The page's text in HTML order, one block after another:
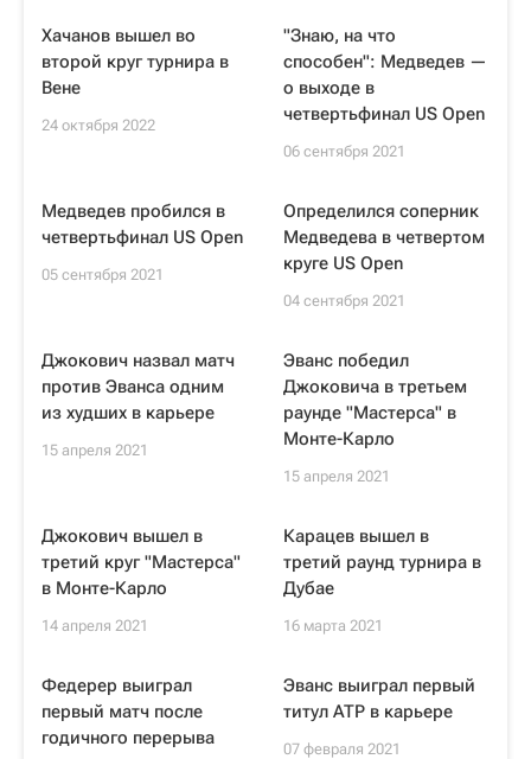
Хачанов вышел во
второй круг турнира в
Вене
24 октября 2022
"Знаю, на что
способен": Медведев —
о выходе в
четвертьфинал US Open
06 сентября 2021
Медведев пробился в
четвертьфинал US Open
05 сентября 2021
Определился соперник
Медведева в четвертом
круге US Open
04 сентября 2021
Джокович назвал матч
против Эванса одним
из худших в карьере
15 апреля 2021
Эванс победил
Джоковича в третьем
раунде "Мастерса" в
Монте-Карло
15 апреля 2021
Джокович вышел в
третий круг "Мастерса"
в Монте-Карло
14 апреля 2021
Карацев вышел в
третий раунд турнира в
Дубае
16 марта 2021
Федерер выиграл
первый матч после
годичного перерыва
Эванс выиграл первый
титул ATP в карьере
07 февраля 2021